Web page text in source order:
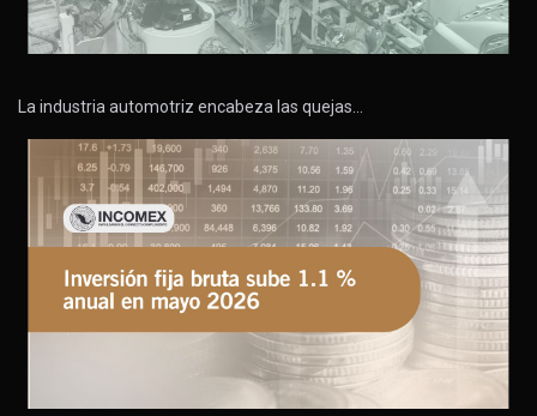
La industria automotriz encabeza las quejas…